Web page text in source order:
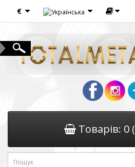
€
Товарів: 0